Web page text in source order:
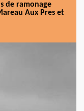
de ramonage
Aux Pres et